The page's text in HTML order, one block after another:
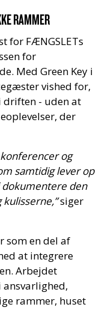
RAMMER
for FÆNGSLETs
for
Med Green Key i
vished for,
driften - uden at
der
og
samtidig lever op
dokumentere den
kulisserne,”siger
som en del af
at integrere
Arbejdet
rammer, huset